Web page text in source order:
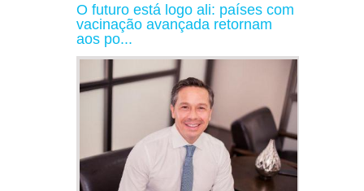
O futuro está logo ali: países com
vacinação avançada retornam
aos po...